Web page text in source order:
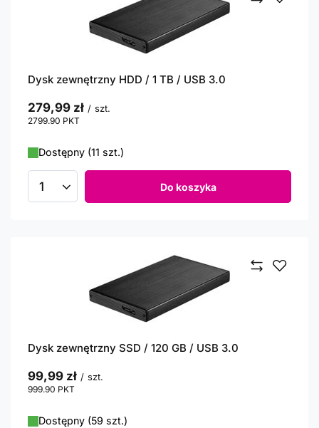
Dysk zewnętrzny HDD / 1 TB / USB 3.0
279,99 zł / szt.
2799.90 PKT
Dostępny (11 szt.)
Ilość produktów Do koszyka
Dysk zewnętrzny SSD / 120 GB / USB 3.0
99,99 zł / szt.
999.90 PKT
Dostępny (59 szt.)